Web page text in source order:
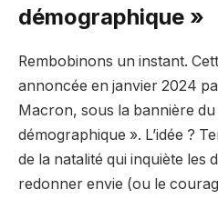
démographique »
Rembobinons un instant.
annoncée en janvier 2024
Macron, sous la bannière
démographique ». L’idée ?
de la natalité qui inquiète les
redonner envie (ou le